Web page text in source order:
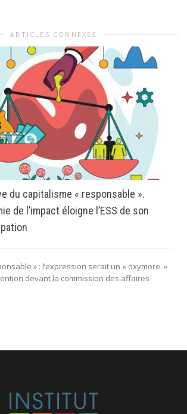
ARTICLES CONNEXES
du capitalisme « responsable ».
de l’impact éloigne l’ESS de son
» : l’expression serait un « oxymore. »
devant la commission des affaires